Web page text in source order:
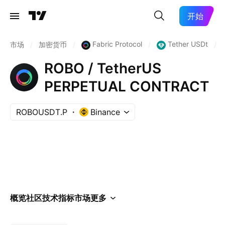
开始
市场 加密货币 Fabric Protocol Tether USDt
ROBO / TetherUS
PERPETUAL CONTRACT
ROBOUSDT.P Binance
概览社区技术指标市场更多